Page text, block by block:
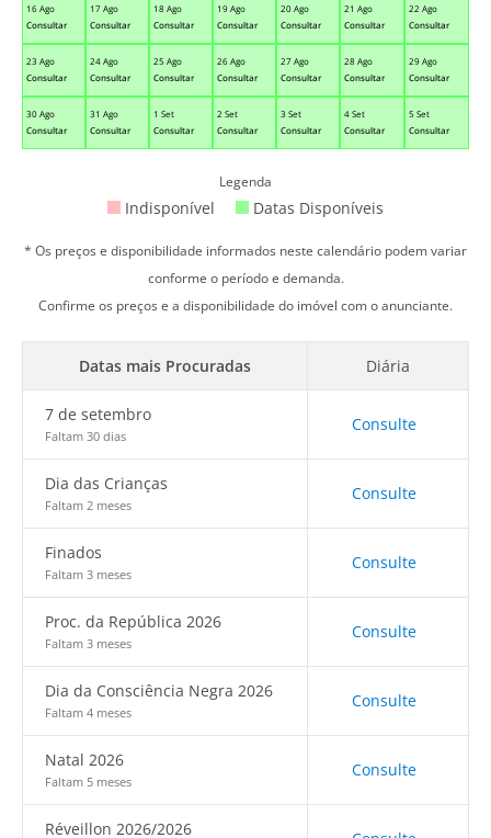
16 Ago
Consultar
17 Ago
Consultar
18 Ago
Consultar
19 Ago
Consultar
20 Ago
Consultar
21 Ago
Consultar
22 Ago
Consultar
23 Ago
Consultar
24 Ago
Consultar
25 Ago
Consultar
26 Ago
Consultar
27 Ago
Consultar
28 Ago
Consultar
29 Ago
Consultar
30 Ago
Consultar
31 Ago
Consultar
1 Set
Consultar
2 Set
Consultar
3 Set
Consultar
4 Set
Consultar
5 Set
Consultar
Legenda
Indisponível Datas Disponíveis
* Os preços e disponibilidade informados neste calendário podem variar
conforme o período e demanda.
Confirme os preços e a disponibilidade do imóvel com o anunciante.
Datas mais Procuradas Diária
7 de setembro
Faltam 30 dias
Consulte
Dia das Crianças
Faltam 2 meses
Consulte
Finados
Faltam 3 meses
Consulte
Proc. da República 2026
Faltam 3 meses
Consulte
Dia da Consciência Negra 2026
Faltam 4 meses
Consulte
Natal 2026
Faltam 5 meses
Consulte
Réveillon 2026/2026